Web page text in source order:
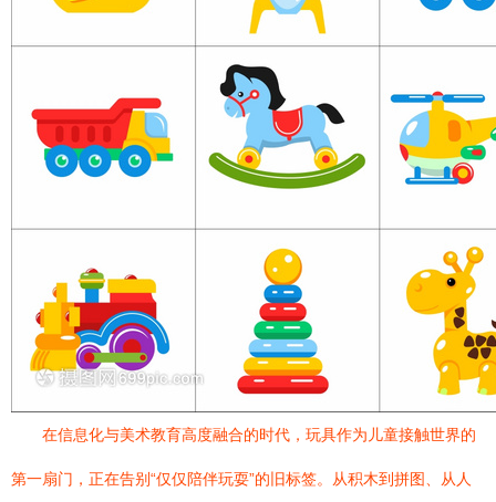
在信息化与美术教育高度融合的时代，玩具作为儿童接触世界的
第一扇门，正在告别“仅仅陪伴玩耍”的旧标签。从积木到拼图、从人